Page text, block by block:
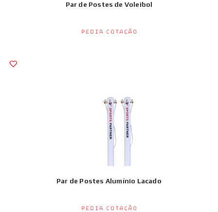
Par de Postes de Voleibol
Pedir Cotação
Par de Postes Alumínio Lacado
Pedir Cotação